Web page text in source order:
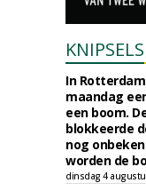
KNIPSELS
In
maandag
een boom.
blokkeerde
nog
worden de
dinsdag 4